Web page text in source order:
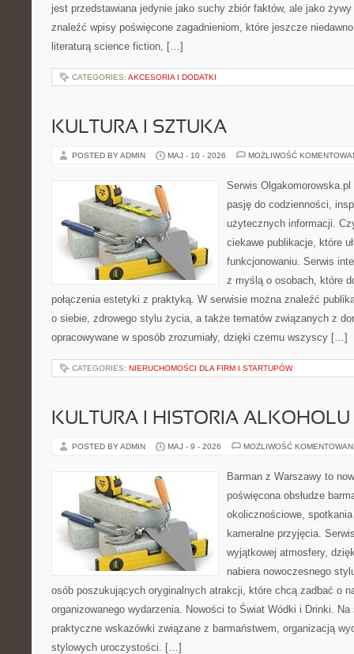
jest przedstawiana jedynie jako suchy zbiór faktów, ale jako
znaleźć wpisy poświęcone zagadnieniom, które jeszcze niedawno
literaturą science fiction, […]
CATEGORIES: AKCESORIA I DODATKI
KULTURA I SZTUKA
POSTED BY ADMIN MAJ - 10 - 2026 MOŻLIWOŚĆ
Serwis
pasję do codzienności,
użytecznych informacji.
ciekawe publikacje, które
funkcjonowaniu. Serwis
z myślą o osobach, które
połączenia estetyki z praktyką. W serwisie można znaleźć
o siebie, zdrowego stylu życia, a także tematów związanych z
opracowywane w sposób zrozumiały, dzięki czemu wszyscy […]
CATEGORIES: NIERUCHOMOŚCI DLA FIRM I STARTUPÓW
KULTURA I HISTORIA ALKOHOLU
POSTED BY ADMIN MAJ - 9 - 2026 MOŻLIWOŚĆ
Barman z Warszawy to
poświęcona obsłudze
okolicznościowe,
kameralne przyjęcia.
wyjątkowej atmosfery,
nabiera nowoczesnego
osób poszukujących oryginalnych atrakcji, które chcą zadbać o
organizowanego wydarzenia. Nowości to Świat Wódki i Drinki.
praktyczne wskazówki związane z barmaństwem, organizacją
stylowych uroczystości. […]